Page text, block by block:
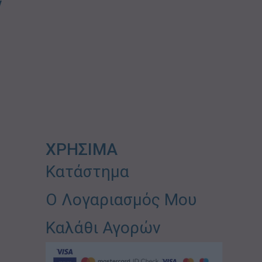
ΧΡΗΣΙΜΑ
Κατάστημα
Ο Λογαριασμός Μου
Καλάθι Αγορών